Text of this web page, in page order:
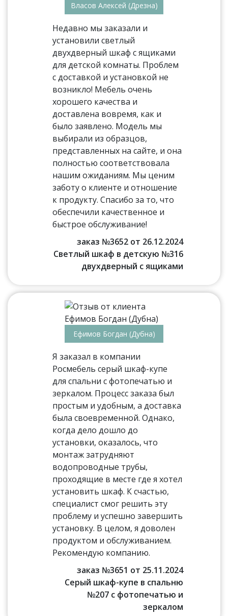
Власов Алексей (Дрезна)
Недавно мы заказали и
установили светлый
двухдверный шкаф с ящиками
для детской комнаты. Проблем
с доставкой и установкой не
возникло! Мебель очень
хорошего качества и
доставлена вовремя, как и
было заявлено. Модель мы
выбирали из образцов,
представленных на сайте, и она
полностью соответствовала
нашим ожиданиям. Мы ценим
заботу о клиенте и отношение
к продукту. Спасибо за то, что
обеспечили качественное и
быстрое обслуживание!
заказ №3652 от 26.12.2024
Светлый шкаф в детскую №316
двухдверный с ящиками
Ефимов Богдан (Дубна)
Я заказал в компании
Росмебель серый шкаф-купе
для спальни с фотопечатью и
зеркалом. Процесс заказа был
простым и удобным, а доставка
была своевременной. Однако,
когда дело дошло до
установки, оказалось, что
монтаж затрудняют
водопроводные трубы,
проходящие в месте где я хотел
установить шкаф. К счастью,
специалист смог решить эту
проблему и успешно завершить
установку. В целом, я доволен
продуктом и обслуживанием.
Рекомендую компанию.
заказ №3651 от 25.11.2024
Серый шкаф-купе в спальню
№207 с фотопечатью и
зеркалом